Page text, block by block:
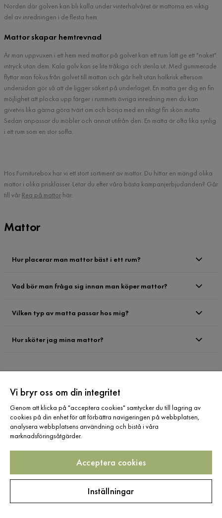
Norden där golven kan bli kalla under vinterhalvåret är mattorna en viktig
del av inredningen i de flesta hem.
Mattor skapar hemtrevnad
Är man uppvuxen i ett hem med mattor på golvet kan ett rum lätt ge ett "naket"
intryck utan dem. Kala golv kan se lite tråkiga och sterila ut. Med gummerade
flyttar man fokus från golvet till mattan och går helt utan halkrisk eftersom
undersidan gör så att de ligger säkert på underlaget. En matta ger dig en fin
möjlighet att plocka upp färger i rummets övriga inredning men du kan
givetvis lika gärna göra tvärt om och börja med en riktigt fin skön matta.
Sedan anpassar du möbler och annat utifrån den. En matta är ofta lika synlig
i ett rum som en stor soffa.
Hos Furniturebox har vi ett stort sortiment av mattor. Du hittar en mängd olika
mattor i olika prisklasser. Letar du efter våra bästa kampanjerbjudanden? Går
till vår Rea på mattor här.
Mattor
Hur placerar man mattor bäst i ett rum?
Vad bör man fråga sig innan man köper mattor?
Vilken typ av matta passar hos mig?
Hur sköter jag mina mattor?
Registrera dig för
nyhetsbrev
Ange din e-postadress
Prenumerera
Vi bryr oss om din integritet
Genom att klicka på "acceptera cookies" samtycker du till lagring av
cookies på din enhet för att förbättra navigeringen på webbplatsen,
analysera webbplatsens användning och bistå i våra
marknadsföringsåtgärder.
Acceptera cookies
Inställningar